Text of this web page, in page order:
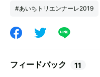
#あいちトリエンナーレ2019
フィードバック 11